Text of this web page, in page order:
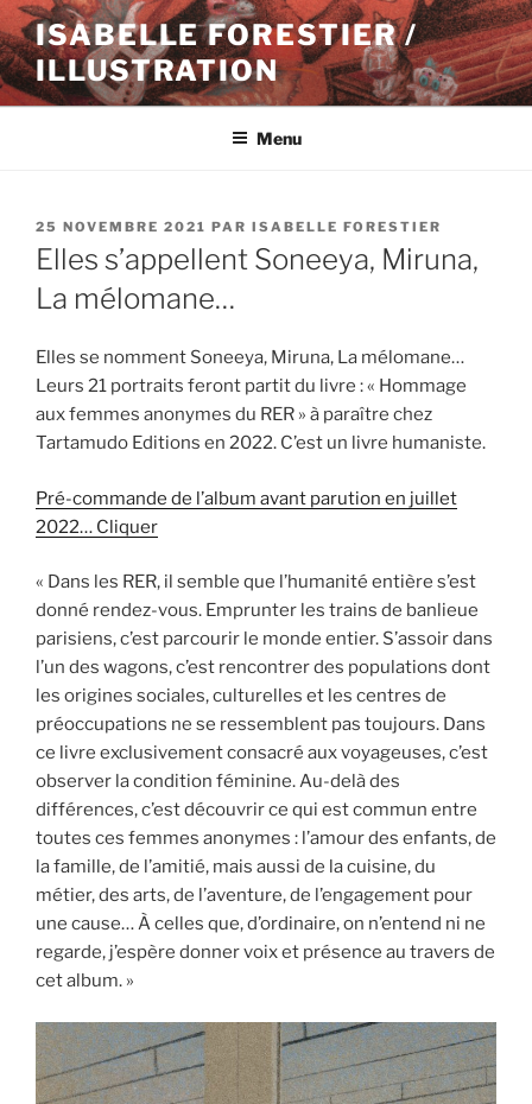
Aller
au
contenu
principal
ISABELLE FORESTIER /
ILLUSTRATION
Menu
PUBLIÉ
LE
25 NOVEMBRE 2021 PAR ISABELLE FORESTIER
Elles s’appellent Soneeya, Miruna,
La mélomane…
Elles se nomment Soneeya, Miruna, La mélomane…
Leurs 21 portraits feront partit du livre : « Hommage
aux femmes anonymes du RER » à paraître chez
Tartamudo Editions en 2022. C’est un livre humaniste.
Pré-commande de l’album avant parution en juillet
2022… Cliquer
« Dans les RER, il semble que l’humanité entière s’est
donné rendez-vous. Emprunter les trains de banlieue
parisiens, c’est parcourir le monde entier. S’assoir dans
l’un des wagons, c’est rencontrer des populations dont
les origines sociales, culturelles et les centres de
préoccupations ne se ressemblent pas toujours. Dans
ce livre exclusivement consacré aux voyageuses, c’est
observer la condition féminine. Au-delà des
différences, c’est découvrir ce qui est commun entre
toutes ces femmes anonymes : l’amour des enfants, de
la famille, de l’amitié, mais aussi de la cuisine, du
métier, des arts, de l’aventure, de l’engagement pour
une cause… À celles que, d’ordinaire, on n’entend ni ne
regarde, j’espère donner voix et présence au travers de
cet album. »